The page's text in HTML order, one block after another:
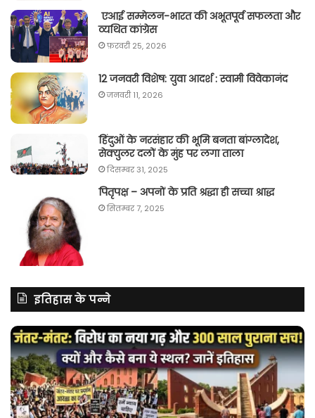
एआई सम्मेलन-भारत की अभूतपूर्व सफलता और
व्यथित कांग्रेस
फ़रवरी 25, 2026
12 जनवरी विशेष: युवा आदर्श : स्वामी विवेकानंद
जनवरी 11, 2026
हिंदुओं के नरसंहार की भूमि बनता बांग्लादेश,
सेक्युलर दलों के मुंह पर लगा ताला
दिसम्बर 31, 2025
पितृपक्ष – अपनों के प्रति श्रद्धा ही सच्चा श्राद्ध
सितम्बर 7, 2025
इतिहास के पन्ने